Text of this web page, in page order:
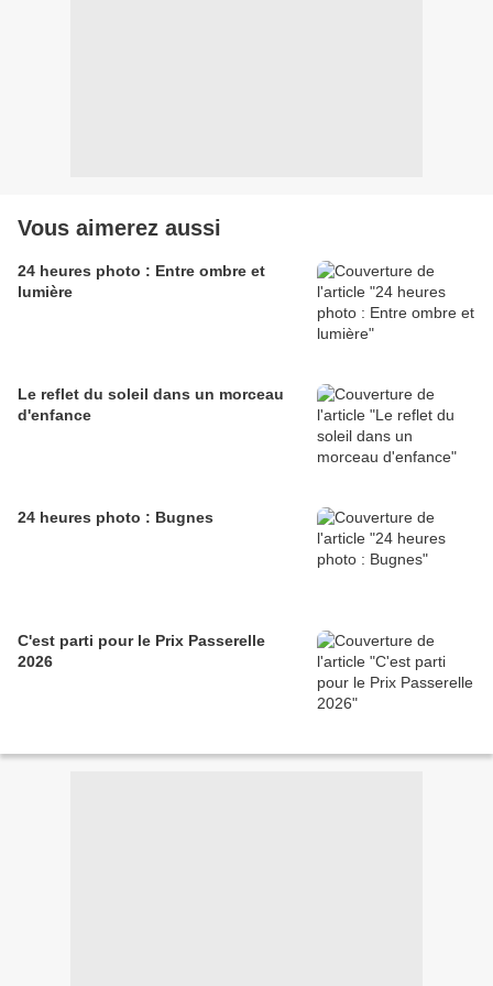
Vous aimerez aussi
24 heures photo : Entre ombre et
lumière
Le reflet du soleil dans un morceau
d'enfance
24 heures photo : Bugnes
C'est parti pour le Prix Passerelle
2026